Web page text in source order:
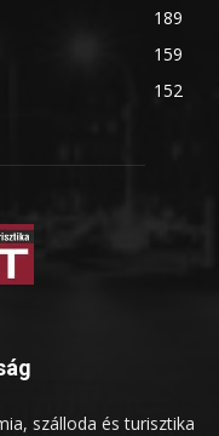
189
159
152
szálloda és turisztika